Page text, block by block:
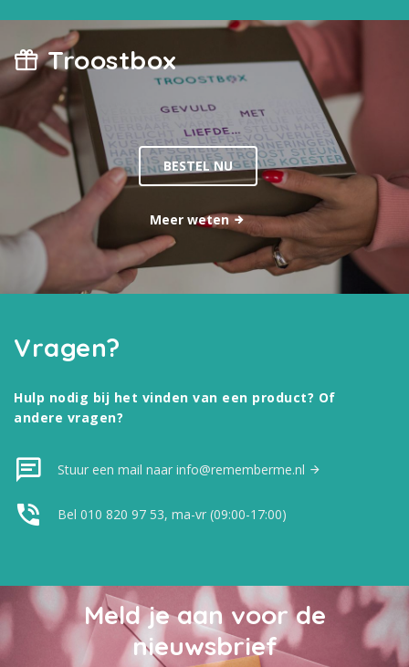
Troostbox
BESTEL NU
Meer weten
Vragen?
Hulp nodig bij het vinden van een product? Of
andere vragen?
Stuur een mail naar info@rememberme.nl
Bel 010 820 97 53, ma-vr (09:00-17:00)
Meld je aan voor de
nieuwsbrief